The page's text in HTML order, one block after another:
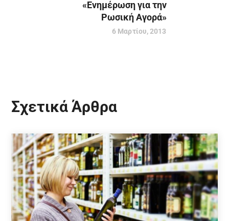
«Ενημέρωση για την
Ρωσική Αγορά»
6 Μαρτίου, 2013
Σχετικά Άρθρα